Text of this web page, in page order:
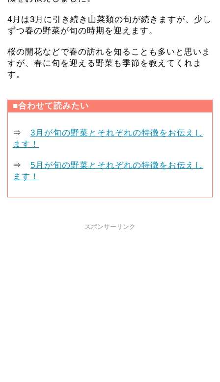
4月は3月に引き続き山菜類の旬が続きますが、少し
ずつ春の野菜が旬の時期を迎えます。
桜の開花などで春の訪れを知ることも多いと思いま
すが、春に旬を迎える野菜も季節を教えてくれま
す。
■合わせて読みたい
⇒ 3月が旬の野菜とそれぞれの特徴をお伝えし
ます！
⇒ 5月が旬の野菜とそれぞれの特徴をお伝えし
ます！
スポンサーリンク